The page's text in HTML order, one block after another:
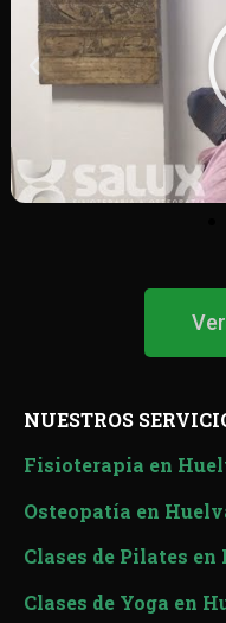
NUESTROS
Fisioterapia en
Osteopatía en
Clases de Pilates en
Clases de Yoga en